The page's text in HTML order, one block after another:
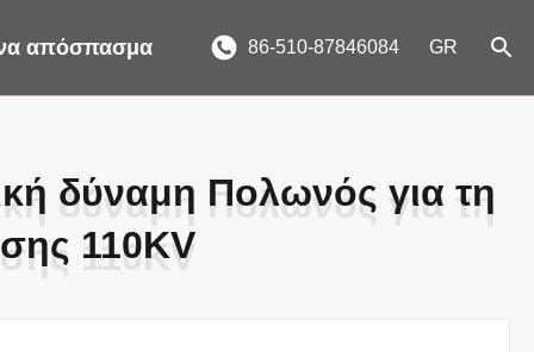
απόσπασμα 86-510-87846084 GR
δύναμη Πολωνός για τη
110KV
δύναμη Πολωνός για τη
110KV